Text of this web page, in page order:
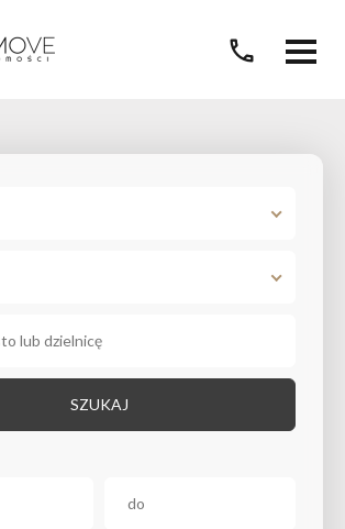
call
SZUKAJ